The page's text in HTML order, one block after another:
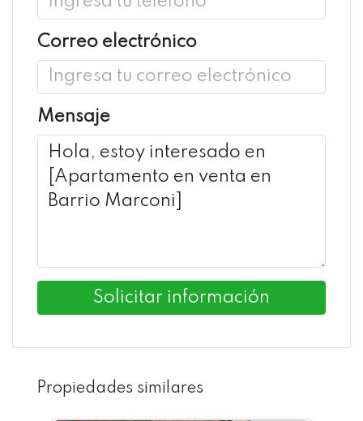
Correo electrónico
Mensaje
Solicitar información
Propiedades similares